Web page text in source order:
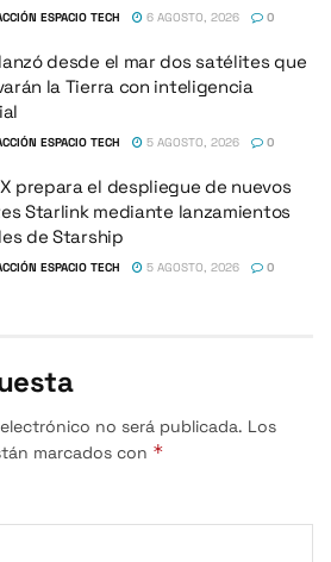
ESPACIO TECH 6 AGOSTO, 2026 0
desde el mar dos satélites que
la Tierra con inteligencia
ESPACIO TECH 5 AGOSTO, 2026 0
prepara el despliegue de nuevos
Starlink mediante lanzamientos
de Starship
ESPACIO TECH 5 AGOSTO, 2026 0
no será publicada. Los
marcados con *